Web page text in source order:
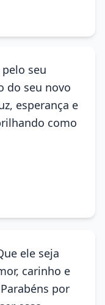
seu
do seu novo
esperança e
como
ele seja
carinho e
por